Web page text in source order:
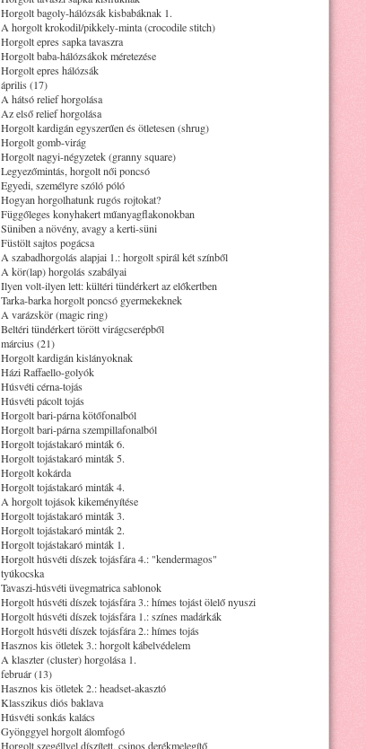
Horgolt bagoly-hálózsák kisbabáknak 1.
A horgolt krokodil/pikkely-minta (crocodile stitch)
Horgolt epres sapka tavaszra
Horgolt baba-hálózsákok méretezése
Horgolt epres hálózsák
április (17)
A hátsó relief horgolása
Az első relief horgolása
Horgolt kardigán egyszerűen és ötletesen (shrug)
Horgolt gomb-virág
Horgolt nagyi-négyzetek (granny square)
Legyezőmintás, horgolt női poncsó
Egyedi, személyre szóló póló
Hogyan horgolhatunk rugós rojtokat?
Függőleges konyhakert műanyagflakonokban
Süniben a növény, avagy a kerti-süni
Füstölt sajtos pogácsa
A szabadhorgolás alapjai 1.: horgolt spirál két színből
A kör(lap) horgolás szabályai
Ilyen volt-ilyen lett: kültéri tündérkert az előkertben
Tarka-barka horgolt poncsó gyermekeknek
A varázskör (magic ring)
Beltéri tündérkert törött virágcserépből
március (21)
Horgolt kardigán kislányoknak
Házi Raffaello-golyók
Húsvéti cérna-tojás
Húsvéti pácolt tojás
Horgolt bari-párna kötőfonalból
Horgolt bari-párna szempillafonalból
Horgolt tojástakaró minták 6.
Horgolt tojástakaró minták 5.
Horgolt kokárda
Horgolt tojástakaró minták 4.
A horgolt tojások kikeményítése
Horgolt tojástakaró minták 3.
Horgolt tojástakaró minták 2.
Horgolt tojástakaró minták 1.
Horgolt húsvéti díszek tojásfára 4.: "kendermagos"
tyúkocska
Tavaszi-húsvéti üvegmatrica sablonok
Horgolt húsvéti díszek tojásfára 3.: hímes tojást ölelő nyuszi
Horgolt húsvéti díszek tojásfára 1.: színes madárkák
Horgolt húsvéti díszek tojásfára 2.: hímes tojás
Hasznos kis ötletek 3.: horgolt kábelvédelem
A klaszter (cluster) horgolása 1.
február (13)
Hasznos kis ötletek 2.: headset-akasztó
Klasszikus diós baklava
Húsvéti sonkás kalács
Gyönggyel horgolt álomfogó
Horgolt szegéllyel díszített, csinos derékmelegítő